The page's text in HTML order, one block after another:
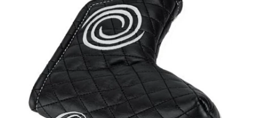
Golfové hole
Oblečení